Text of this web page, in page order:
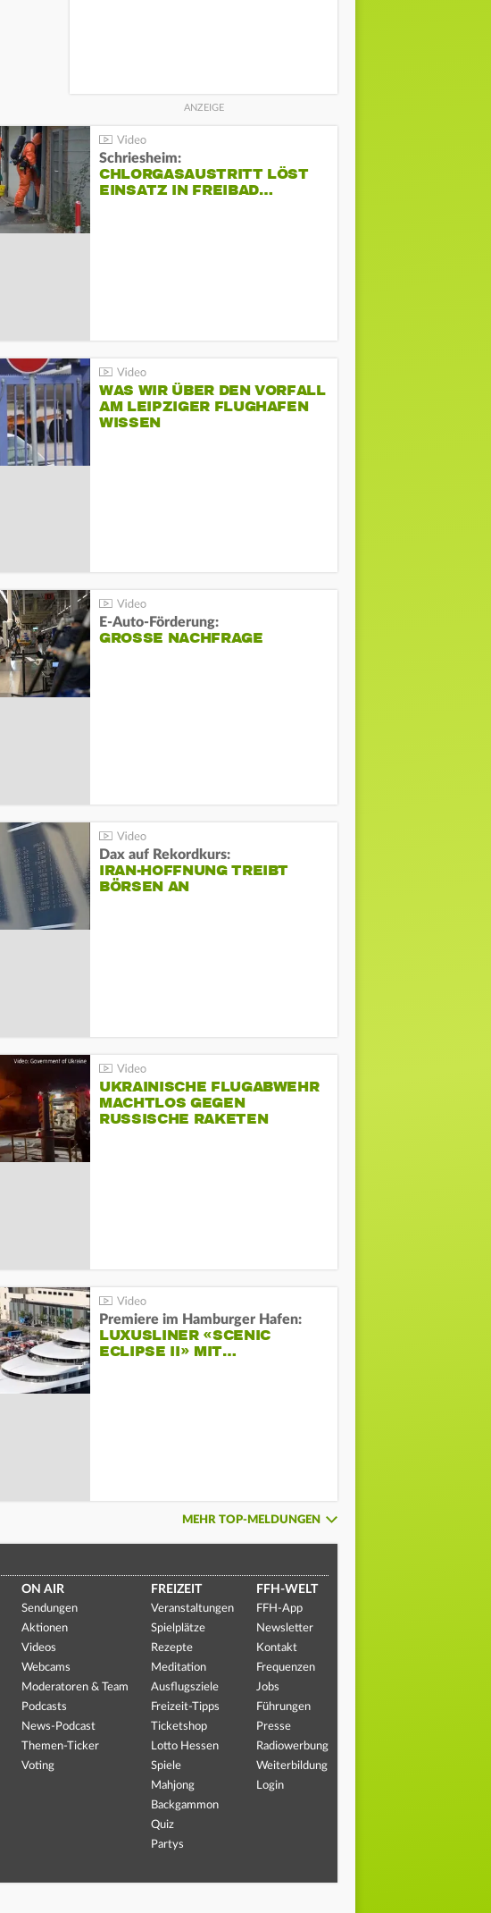
Schriesheim:
CHLORGASAUSTRITT LÖST
EINSATZ IN FREIBAD…
WAS WIR ÜBER DEN VORFALL
AM LEIPZIGER FLUGHAFEN
WISSEN
E-Auto-Förderung:
GROSSE NACHFRAGE
Dax auf Rekordkurs:
IRAN-HOFFNUNG TREIBT
BÖRSEN AN
UKRAINISCHE FLUGABWEHR
MACHTLOS GEGEN
RUSSISCHE RAKETEN
Premiere im Hamburger Hafen:
LUXUSLINER «SCENIC
ECLIPSE II» MIT…
MEHR TOP-MELDUNGEN
ON AIR
Sendungen
Aktionen
Videos
Webcams
Moderatoren & Team
Podcasts
News-Podcast
Themen-Ticker
Voting
FREIZEIT
Veranstaltungen
Spielplätze
Rezepte
Meditation
Ausflugsziele
Freizeit-Tipps
Ticketshop
Lotto Hessen
Spiele
Mahjong
Backgammon
Quiz
Partys
FFH-WELT
FFH-App
Newsletter
Kontakt
Frequenzen
Jobs
Führungen
Presse
Radiowerbung
Weiterbildung
Login